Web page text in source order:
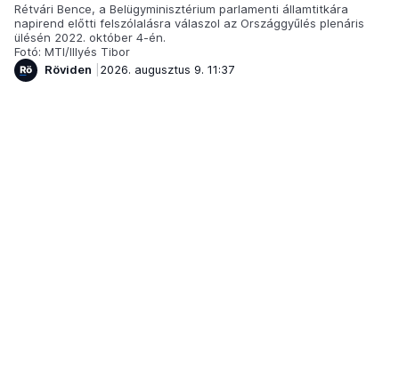
Rétvári Bence, a Belügyminisztérium parlamenti államtitkára
napirend előtti felszólalásra válaszol az Országgyűlés plenáris
ülésén 2022. október 4-én.
Fotó: MTI/Illyés Tibor
Röviden
2026. augusztus 9. 11:37